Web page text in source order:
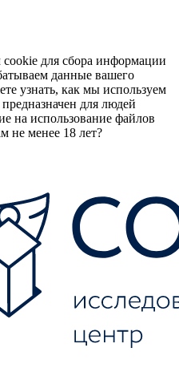
для сбора информации
данные вашего
узнать, как мы используем
для людей
на использование файлов
не менее 18 лет?